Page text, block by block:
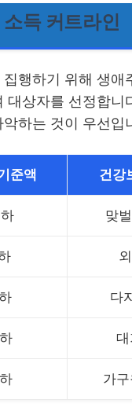
득 커트라인
행하기 위해 생애
상자를 선정합
하는 것이 우선입
준액 건강
맞
다
가